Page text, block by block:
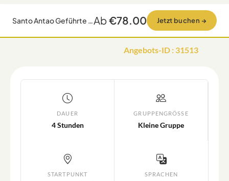
Santo Antao Geführte Wandertour vom Dorf PinhaoAb€78.00 Jetzt buchen →
Angebots-ID : 31513
DAUER
4 Stunden
GRUPPENGRÖSSE
Kleine Gruppe
STARTPUNKT SPRACHEN